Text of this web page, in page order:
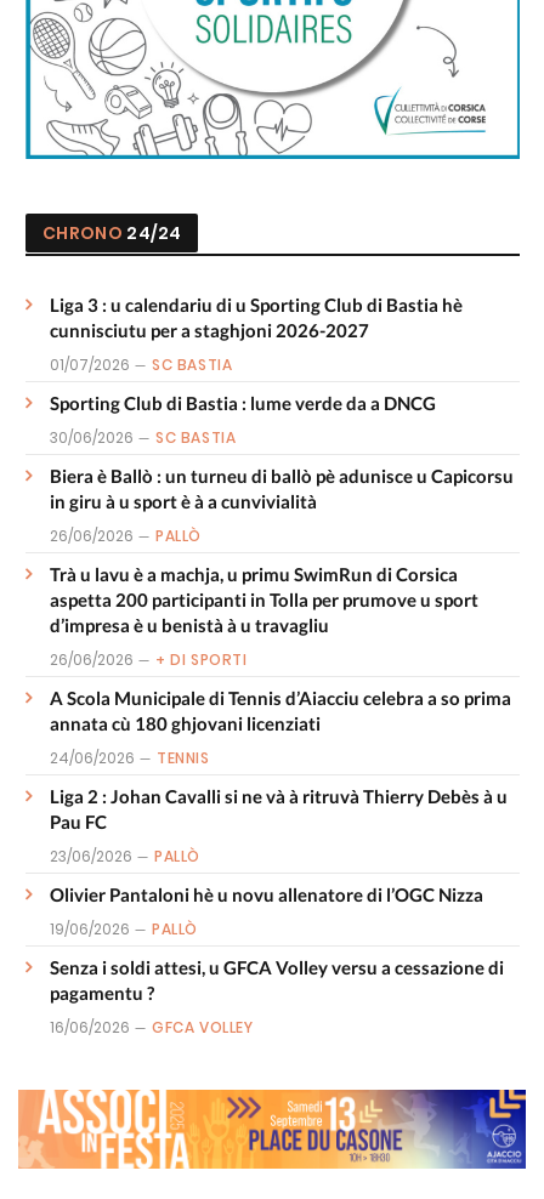
CHRONO 24/24
Liga 3 : u calendariu di u Sporting Club di Bastia hè
cunnisciutu per a staghjoni 2026-2027
01/07/2026 SC BASTIA
Sporting Club di Bastia : lume verde da a DNCG
30/06/2026 SC BASTIA
Biera è Ballò : un turneu di ballò pè adunisce u Capicorsu
in giru à u sport è à a cunvivialità
26/06/2026 PALLÒ
Trà u lavu è a machja, u primu SwimRun di Corsica
aspetta 200 participanti in Tolla per prumove u sport
d’impresa è u benistà à u travagliu
26/06/2026 + DI SPORTI
A Scola Municipale di Tennis d’Aiacciu celebra a so prima
annata cù 180 ghjovani licenziati
24/06/2026 TENNIS
Liga 2 : Johan Cavalli si ne và à ritruvà Thierry Debès à u
Pau FC
23/06/2026 PALLÒ
Olivier Pantaloni hè u novu allenatore di l’OGC Nizza
19/06/2026 PALLÒ
Senza i soldi attesi, u GFCA Volley versu a cessazione di
pagamentu ?
16/06/2026 GFCA VOLLEY